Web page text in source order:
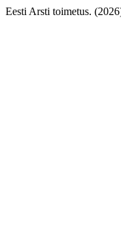
Eesti Arsti toimetus.